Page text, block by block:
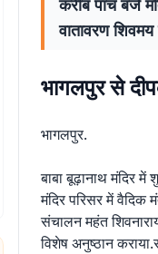
करीब पांच बजे
वातावरण शिवमय
भागलपुर से
भागलपुर.
बाबा बूढ़ानाथ मंदिर
मंदिर परिसर में वैदिक
संचालन महंत
विशेष अनुष्ठान